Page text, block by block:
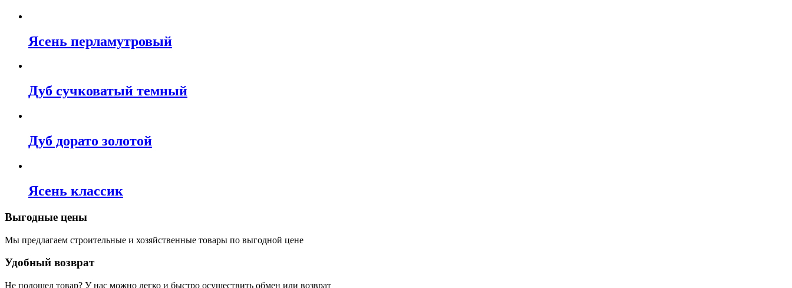
Ясень перламутровый
Дуб сучковатый темный
Дуб дорато золотой
Ясень классик
Выгодные цены
Мы предлагаем строительные и хозяйственные товары по выгодной цене
Удобный возврат
Не подошел товар? У нас можно легко и быстро осуществить обмен или возврат